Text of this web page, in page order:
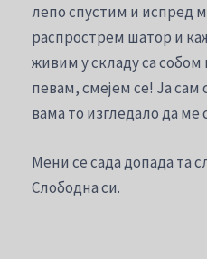
лепо спустим и испред
распрострем шатор и
живим у складу са
певам, смејем се! Ја сам
вама то изгледало да ме
Мени се сада допада та
Слободна си.